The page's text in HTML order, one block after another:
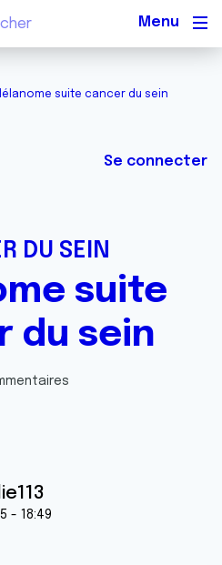
suite cancer du sein
Se connecter
DU SEIN
suite
du sein
- 18:49